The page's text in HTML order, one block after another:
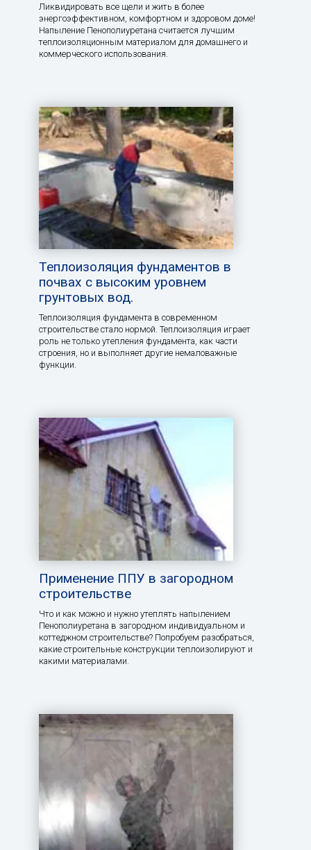
Ликвидировать все щели и жить в более
энергоэффективном, комфортном и здоровом доме!
Напыление Пенополиуретана считается лучшим
теплоизоляционным материалом для домашнего и
коммерческого использования.
Теплоизоляция фундаментов в
почвах с высоким уровнем
грунтовых вод.
Теплоизоляция фундамента в современном
строительстве стало нормой. Теплоизоляция играет
роль не только утепления фундамента, как части
строения, но и выполняет другие немаловажные
функции.
Применение ППУ в загородном
строительстве
Что и как можно и нужно утеплять напылением
Пенополиуретана в загородном индивидуальном и
коттеджном строительстве? Попробуем разобраться,
какие строительные конструкции теплоизолируют и
какими материалами.